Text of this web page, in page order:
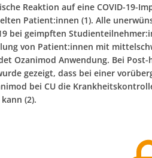
Reaktion auf eine COVID-19-
Patient:innen (1). Alle
bei geimpften
von Patient:innen mit
Ozanimod Anwendung. Bei
gezeigt, dass bei einer
bei CU die
(2).